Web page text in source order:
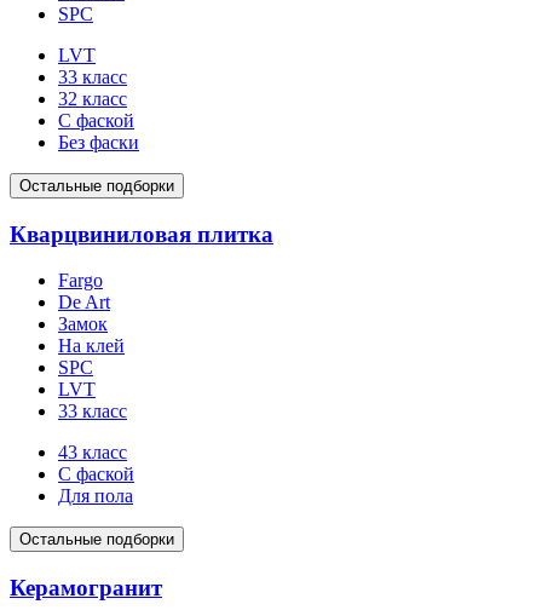
SPC
LVT
33 класс
32 класс
С фаской
Без фаски
Остальные подборки
Кварцвиниловая плитка
Fargo
De Art
Замок
На клей
SPC
LVT
33 класс
43 класс
С фаской
Для пола
Остальные подборки
Керамогранит